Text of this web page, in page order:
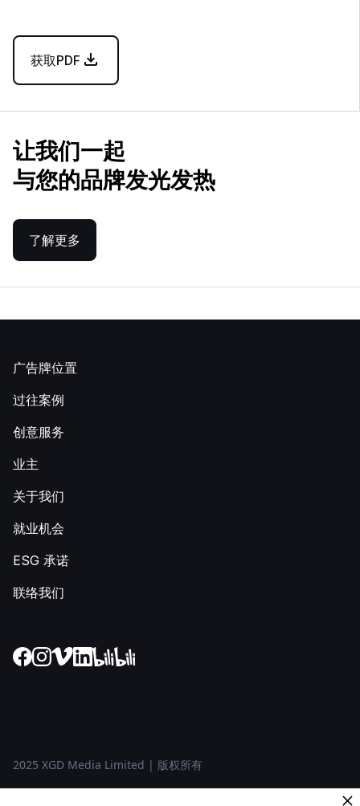
获取PDF
让我们一起
与您的品牌发光发热
了解更多
广告牌位置
过往案例
创意服务
业主
关于我们
就业机会
ESG 承诺
联络我们
2025 XGD Media Limited | 版权所有